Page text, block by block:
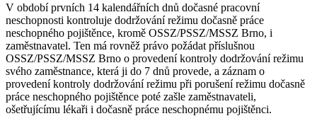
V období prvních 14 kalendářních dnů dočasné pracovní
neschopnosti kontroluje dodržování režimu dočasně práce
neschopného pojištěnce, kromě OSSZ/PSSZ/MSSZ Brno, i
zaměstnavatel. Ten má rovněž právo požádat příslušnou
OSSZ/PSSZ/MSSZ Brno o provedení kontroly dodržování režimu
svého zaměstnance, která ji do 7 dnů provede, a záznam o
provedení kontroly dodržování režimu při porušení režimu dočasně
práce neschopného pojištěnce poté zašle zaměstnavateli,
ošetřujícímu lékaři i dočasně práce neschopnému pojištěnci.